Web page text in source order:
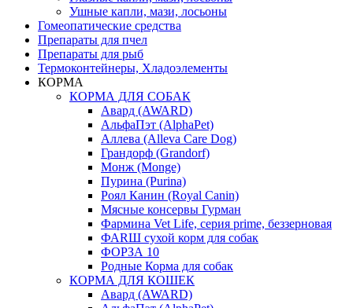
Ушные капли, мази, лосьоны
Гомеопатические средства
Препараты для пчел
Препараты для рыб
Термоконтейнеры, Хладоэлементы
КОРМА
КОРМА ДЛЯ СОБАК
Авард (AWARD)
АльфаПэт (AlphaPet)
Аллева (Alleva Care Dog)
Грандорф (Grandorf)
Монж (Monge)
Пурина (Purina)
Роял Канин (Royal Canin)
Мясные консервы Гурман
Фармина Vet Life, серия prime, беззерновая
ФАRШ сухой корм для собак
ФОРЗА 10
Родные Корма для собак
КОРМА ДЛЯ КОШЕК
Авард (AWARD)